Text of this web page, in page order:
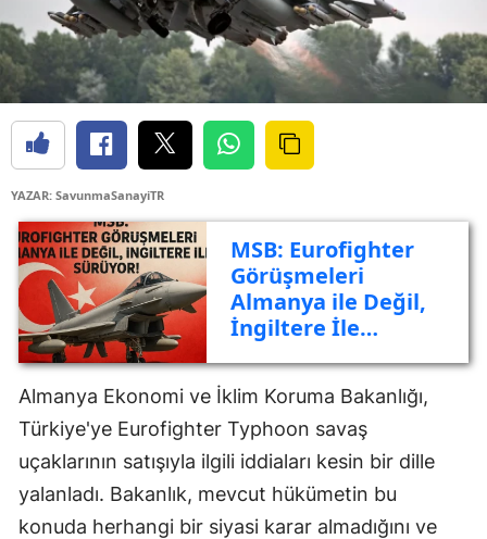
YAZAR: SavunmaSanayiTR
MSB: Eurofighter
Görüşmeleri
Almanya ile Değil,
İngiltere İle
Almanya Ekonomi ve İklim Koruma Bakanlığı,
Türkiye'ye Eurofighter Typhoon savaş
uçaklarının satışıyla ilgili iddiaları kesin bir dille
yalanladı. Bakanlık, mevcut hükümetin bu
konuda herhangi bir siyasi karar almadığını ve